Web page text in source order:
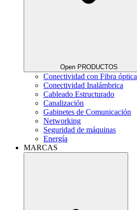
Open PRODUCTOS
Conectividad con Fibra óptica
Conectividad Inalámbrica
Cableado Estructurado
Canalización
Gabinetes de Comunicación
Networking
Seguridad de máquinas
Energía
MARCAS